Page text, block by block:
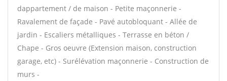
dappartement / de maison - Petite maçonnerie -
Ravalement de façade - Pavé autobloquant - Allée de
jardin - Escaliers métalliques - Terrasse en béton /
Chape - Gros oeuvre (Extension maison, construction
garage, etc) - Surélévation maçonnerie - Construction de
murs -